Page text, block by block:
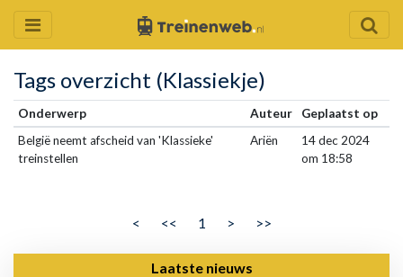
Tags overzicht (Klassiekje)
Onderwerp Auteur
Geplaatst op
België neemt afscheid van 'Klassieke'
treinstellen
Ariën
14 dec 2024
om 18:58
< << 1 > >>
Laatste nieuws